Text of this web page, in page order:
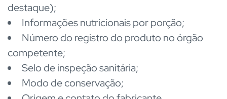
destaque);
Informações nutricionais por porção;
Número do registro do produto no órgão
competente;
Selo de inspeção sanitária;
Modo de conservação;